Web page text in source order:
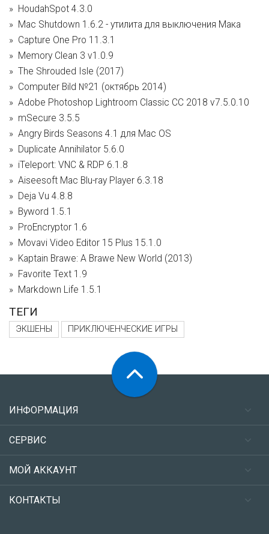
HoudahSpot 4.3.0
Mac Shutdown 1.6.2 - утилита для выключения Мака
Capture One Pro 11.3.1
Memory Clean 3 v1.0.9
The Shrouded Isle (2017)
Computer Bild №21 (октябрь 2014)
Adobe Photoshop Lightroom Classic CC 2018 v7.5.0.10
mSecure 3.5.5
Angry Birds Seasons 4.1 для Mac OS
Duplicate Annihilator 5.6.0
iTeleport: VNC & RDP 6.1.8
Aiseesoft Mac Blu-ray Player 6.3.18
Deja Vu 4.8.8
Byword 1.5.1
ProEncryptor 1.6
Movavi Video Editor 15 Plus 15.1.0
Kaptain Brawe: A Brawe New World (2013)
Favorite Text 1.9
Markdown Life 1.5.1
ТЕГИ
ЭКШЕНЫ ПРИКЛЮЧЕНЧЕСКИЕ ИГРЫ
ИНФОРМАЦИЯ
СЕРВИС
МОЙ АККАУНТ
КОНТАКТЫ